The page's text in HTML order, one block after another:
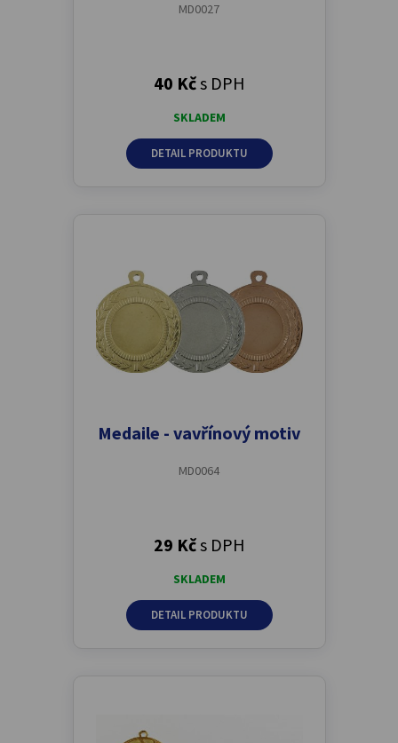
MD0027
40 Kčs DPH
SKLADEM
DETAIL PRODUKTU
Medaile - vavřínový motiv
MD0064
29 Kčs DPH
SKLADEM
DETAIL PRODUKTU